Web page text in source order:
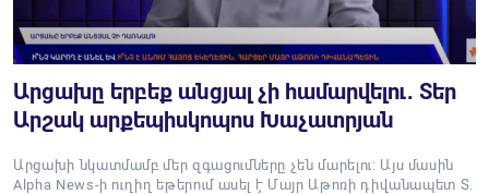
Արցախը երբեք անցյալ չի համարվելու․ Տեր
Արշակ արքեպիսկոպոս Խաչատրյան
Արցախի նկատմամբ մեր զգացումները չեն մարելու։ Այս մասին
Alpha News-ի ուղիղ եթերում ասել է Մայր Աթոռի դիվանապետ Տ.